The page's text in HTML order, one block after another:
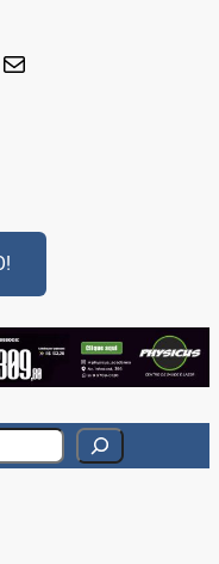
E-mail